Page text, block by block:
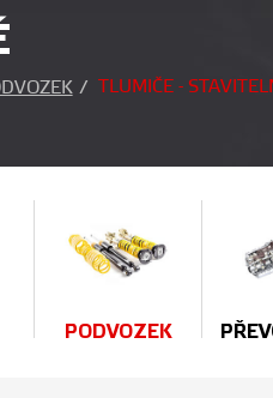
/ TLUMIČE -
PODVOZEK